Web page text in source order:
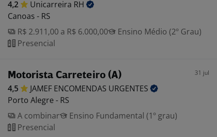
4,2 Unicarreira RH
Canoas - RS
R$ 2.911,00 a R$ 6.000,00
Ensino Médio (2º Grau)
Presencial
Motorista Carreteiro (A) 31 jul
4,5 JAMEF ENCOMENDAS URGENTES
Porto Alegre - RS
A combinar
Ensino Fundamental (1º grau)
Presencial